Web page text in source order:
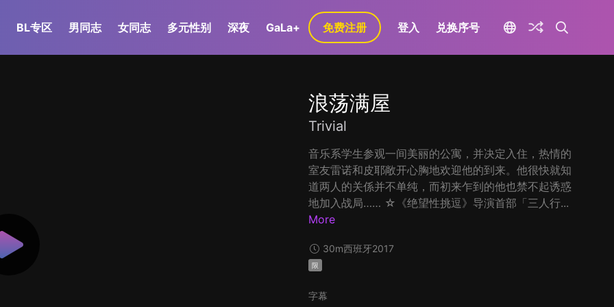
BL专区 男同志 女同志 多元性别 深夜 GaLa+ 免费注册 登入 兑换序号
浪荡满屋
Trivial
音乐系学生参观一间美丽的公寓，并决定入住，热情的
室友雷诺和皮耶敞开心胸地欢迎他的到来。他很快就知
道两人的关係并不单纯，而初来乍到的他也禁不起诱惑
地加入战局…… ☆《绝望性挑逗》导演首部「三人行...
More
30m西班牙2017
限
字幕